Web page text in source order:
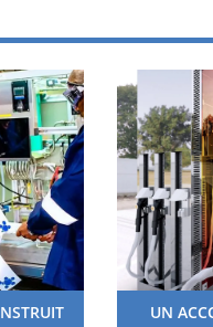
UN